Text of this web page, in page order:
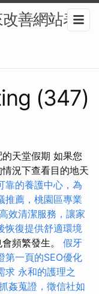
善網站表
(347)
天堂假期 如果您
況下查看目的地天
靠的養護中心，為
推薦，桃園區專業
效清潔服務，讓家
恢復提供舒適環境
頻繁發生。 假牙
第一頁的SEO優化
求 永和的護理之
姦蒐證，徵信社如